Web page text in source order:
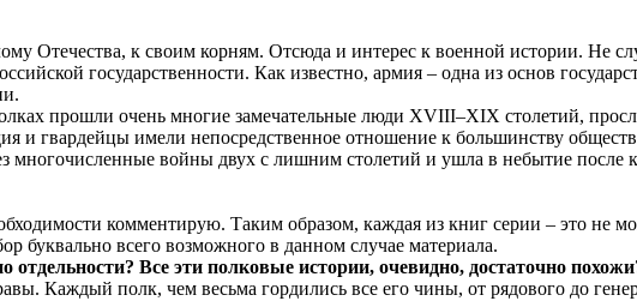
Отечества, к своим корням. Отсюда и интерес к военной истории. Не
государственности. Как известно, армия – одна из основ
прошли очень многие замечательные люди XVIII–XIX столетий,
и гвардейцы имели непосредственное отношение к большинству
многочисленные войны двух с лишним столетий и ушла в небытие после
комментирую. Таким образом, каждая из книг серии – это не
буквально всего возможного в данном случае материала.
Все эти полковые истории, очевидно, достаточно
Каждый полк, чем весьма гордились все его чины, от рядового до